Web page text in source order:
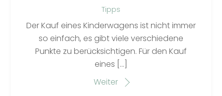
Tipps
Der Kauf eines Kinderwagens ist nicht immer
so einfach, es gibt viele verschiedene
Punkte zu berücksichtigen. Für den Kauf
eines […]
Weiter